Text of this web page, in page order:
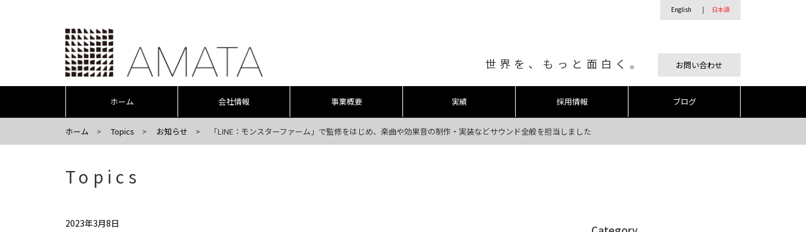
English 日本語
世界を、もっと面白く。 お問い合わせ
ホーム 会社情報 事業概要 実績 採用情報 ブログ
ホーム Topics お知らせ 「LINE：モンスターファーム」で監修をはじめ、楽曲や効果音の制作・実装などサウンド全般を担当しました
Topics
2023年3月8日